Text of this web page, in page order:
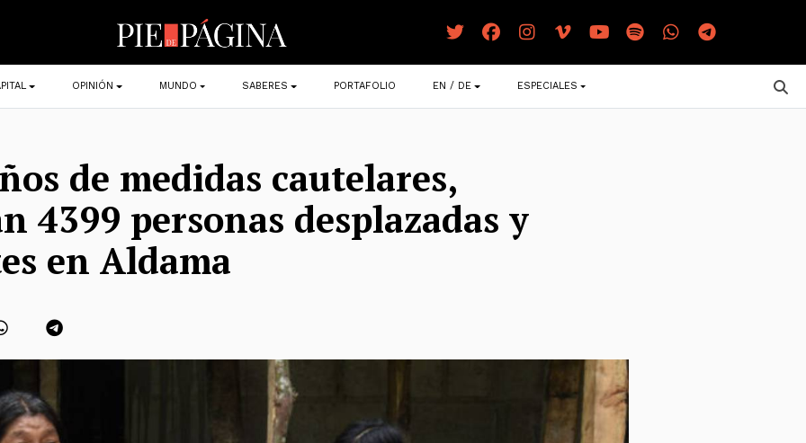
OPINIÓN MUNDO SABERES PORTAFOLIO EN / DE ESPECIALES
de medidas cautelares,
4399 personas desplazadas y
en Aldama